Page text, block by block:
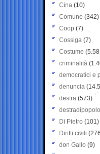
Cina (10)
Comune (342)
Coop (7)
Cossiga (7)
Costume
criminalità
democratici e
denuncia
destra (573)
destradipopolo
Di Pietro (101)
Diritti civili
don Gallo (9)